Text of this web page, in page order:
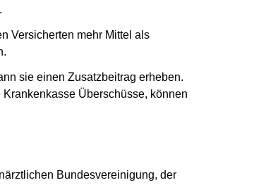
Versicherten mehr Mittel als
sie einen Zusatzbeitrag erheben.
Überschüsse, können
Bundesvereinigung, der